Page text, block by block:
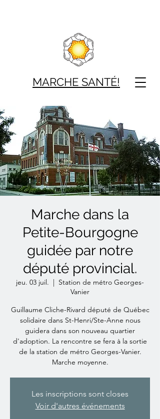
MARCHE SANTÉ!
Marche dans la
Petite-Bourgogne
guidée par notre
député provincial.
jeu. 03 juil.
  |
Station de métro Georges-
Vanier
Guillaume Cliche-Rivard député de Québec
solidaire dans St-Henri/Ste-Anne nous
guidera dans son nouveau quartier
d'adoption. La rencontre se fera à la sortie
de la station de métro Georges-Vanier.
Marche moyenne.
Les inscriptions sont closes
Voir d'autres événements